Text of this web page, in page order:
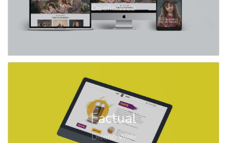
Diseño Web
Factual
Diseño Web